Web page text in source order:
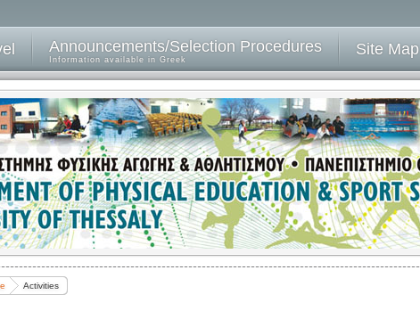
Announcements/Selection Procedures
Information available in Greek
Site Map
Activities